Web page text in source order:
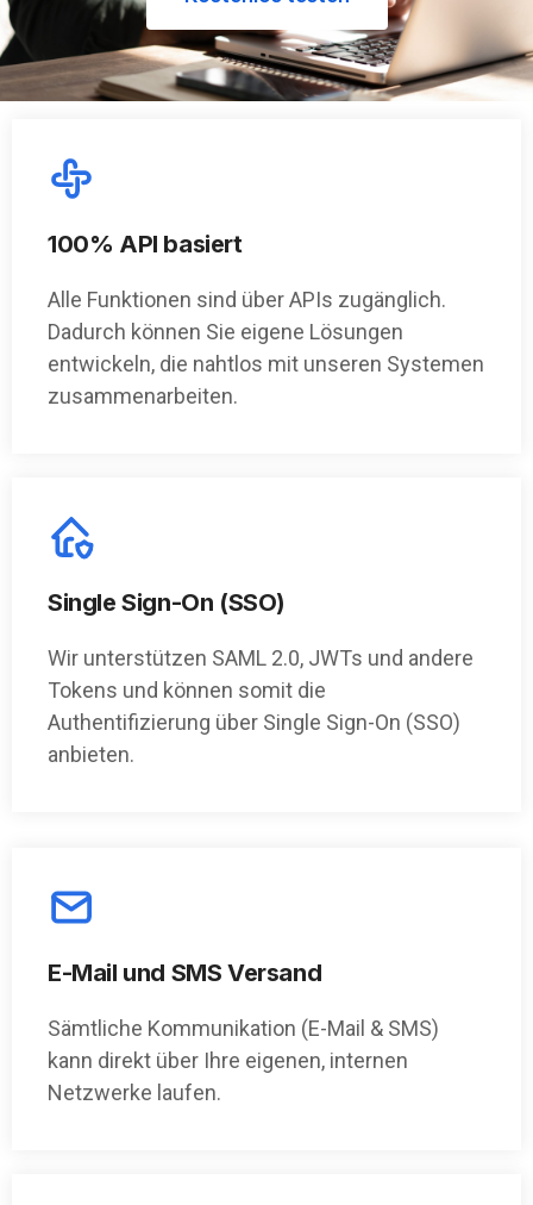
100% API basiert
Alle Funktionen sind über APIs zugänglich.
Dadurch können Sie eigene Lösungen
entwickeln, die nahtlos mit unseren Systemen
zusammenarbeiten.
Single Sign-On (SSO)
Wir unterstützen SAML 2.0, JWTs und andere
Tokens und können somit die
Authentifizierung über Single Sign-On (SSO)
anbieten.
E-Mail und SMS Versand
Sämtliche Kommunikation (E-Mail & SMS)
kann direkt über Ihre eigenen, internen
Netzwerke laufen.